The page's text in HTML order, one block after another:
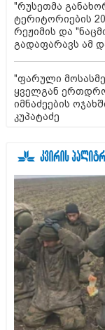
"რუსეთმა
ტერიტორიების
რეჟიმის და
გადაფარავს ამ
"ფარული
ყველგან
იმნაძეების
კუპატაძე